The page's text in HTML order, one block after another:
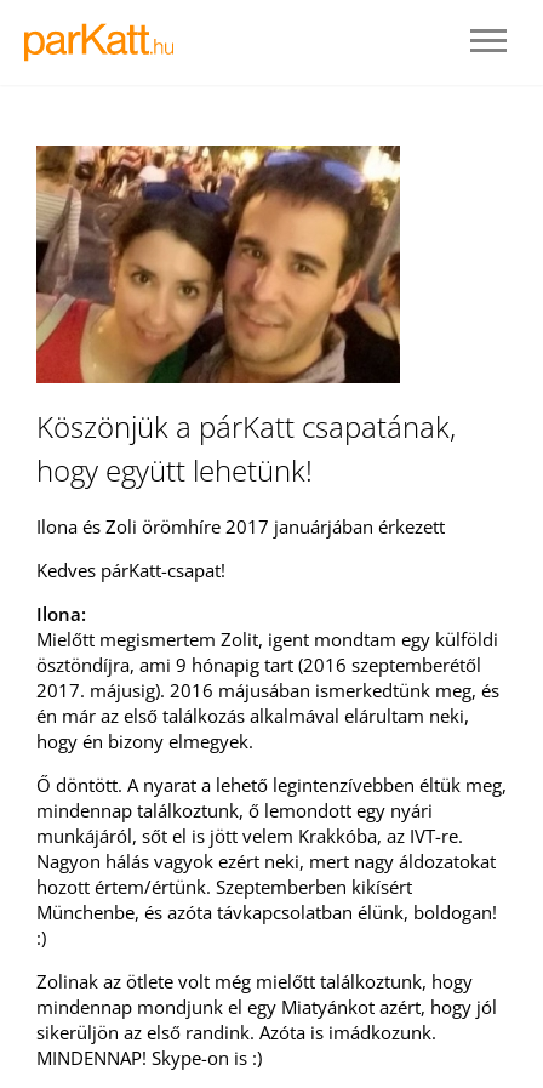
BELÉPÉS
REGISZTRÁLOK
Köszönjük a párKatt csapatának,
hogy együtt lehetünk!
Ilona és Zoli örömhíre 2017 januárjában érkezett
Kedves párKatt-csapat!
Ilona:
Mielőtt megismertem Zolit, igent mondtam egy külföldi
ösztöndíjra, ami 9 hónapig tart (2016 szeptemberétől
2017. májusig). 2016 májusában ismerkedtünk meg, és
én már az első találkozás alkalmával elárultam neki,
hogy én bizony elmegyek.
Ő döntött. A nyarat a lehető legintenzívebben éltük meg,
mindennap találkoztunk, ő lemondott egy nyári
munkájáról, sőt el is jött velem Krakkóba, az IVT-re.
Nagyon hálás vagyok ezért neki, mert nagy áldozatokat
hozott értem/értünk. Szeptemberben kikísért
Münchenbe, és azóta távkapcsolatban élünk, boldogan!
:)
Zolinak az ötlete volt még mielőtt találkoztunk, hogy
mindennap mondjunk el egy Miatyánkot azért, hogy jól
sikerüljön az első randink. Azóta is imádkozunk.
MINDENNAP! Skype-on is :)